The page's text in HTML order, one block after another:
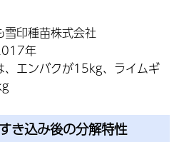
印種苗株式会社
年
エンバクが15kg、ライムギ
き込み後の分解特性